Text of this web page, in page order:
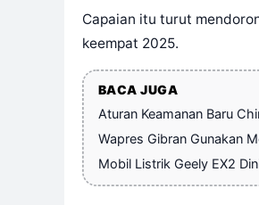
Capaian itu turut
keempat 2025.
BACA JUGA
Aturan Keamanan Baru
Wapres Gibran Gunakan
Mobil Listrik Geely EX2